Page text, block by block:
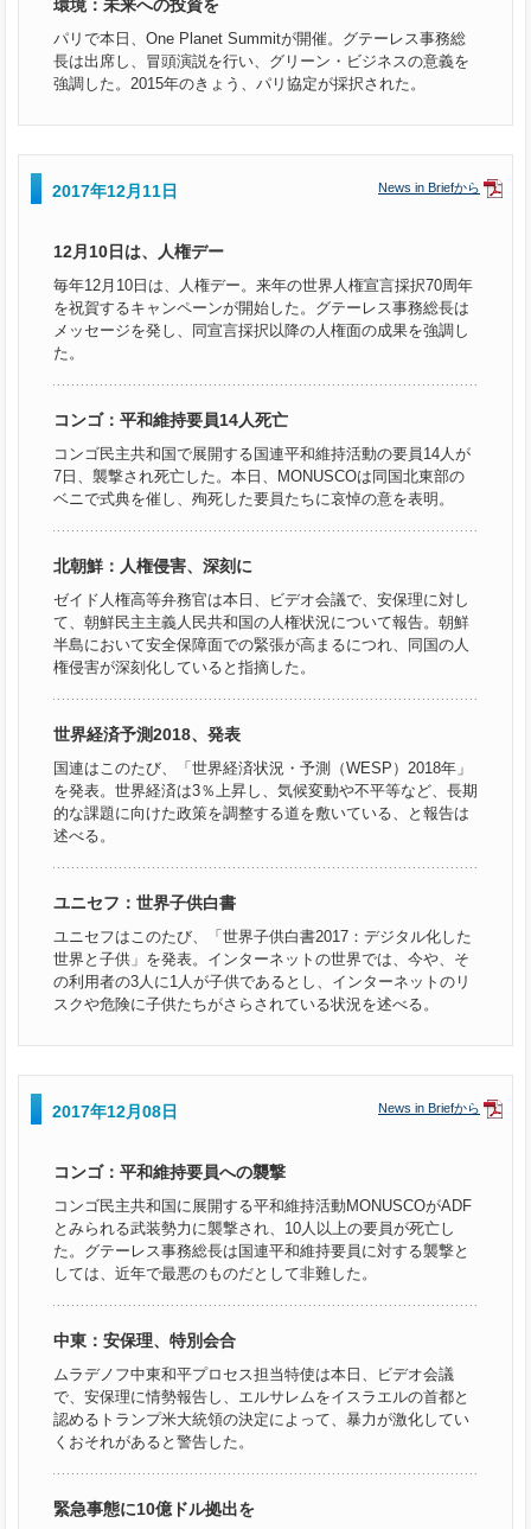
環境：未来への投資を
パリで本日、One Planet Summitが開催。グテーレス事務総
長は出席し、冒頭演説を行い、グリーン・ビジネスの意義を
強調した。2015年のきょう、パリ協定が採択された。
2017年12月11日 News in Briefから
12月10日は、人権デー
毎年12月10日は、人権デー。来年の世界人権宣言採択70周年
を祝賀するキャンペーンが開始した。グテーレス事務総長は
メッセージを発し、同宣言採択以降の人権面の成果を強調し
た。
コンゴ：平和維持要員14人死亡
コンゴ民主共和国で展開する国連平和維持活動の要員14人が
7日、襲撃され死亡した。本日、MONUSCOは同国北東部の
ベニで式典を催し、殉死した要員たちに哀悼の意を表明。
北朝鮮：人権侵害、深刻に
ゼイド人権高等弁務官は本日、ビデオ会議で、安保理に対し
て、朝鮮民主主義人民共和国の人権状況について報告。朝鮮
半島において安全保障面での緊張が高まるにつれ、同国の人
権侵害が深刻化していると指摘した。
世界経済予測2018、発表
国連はこのたび、「世界経済状況・予測（WESP）2018年」
を発表。世界経済は3％上昇し、気候変動や不平等など、長期
的な課題に向けた政策を調整する道を敷いている、と報告は
述べる。
ユニセフ：世界子供白書
ユニセフはこのたび、「世界子供白書2017：デジタル化した
世界と子供」を発表。インターネットの世界では、今や、そ
の利用者の3人に1人が子供であるとし、インターネットのリ
スクや危険に子供たちがさらされている状況を述べる。
2017年12月08日 News in Briefから
コンゴ：平和維持要員への襲撃
コンゴ民主共和国に展開する平和維持活動MONUSCOがADF
とみられる武装勢力に襲撃され、10人以上の要員が死亡し
た。グテーレス事務総長は国連平和維持要員に対する襲撃と
しては、近年で最悪のものだとして非難した。
中東：安保理、特別会合
ムラデノフ中東和平プロセス担当特使は本日、ビデオ会議
で、安保理に情勢報告し、エルサレムをイスラエルの首都と
認めるトランプ米大統領の決定によって、暴力が激化してい
くおそれがあると警告した。
緊急事態に10億ドル拠出を